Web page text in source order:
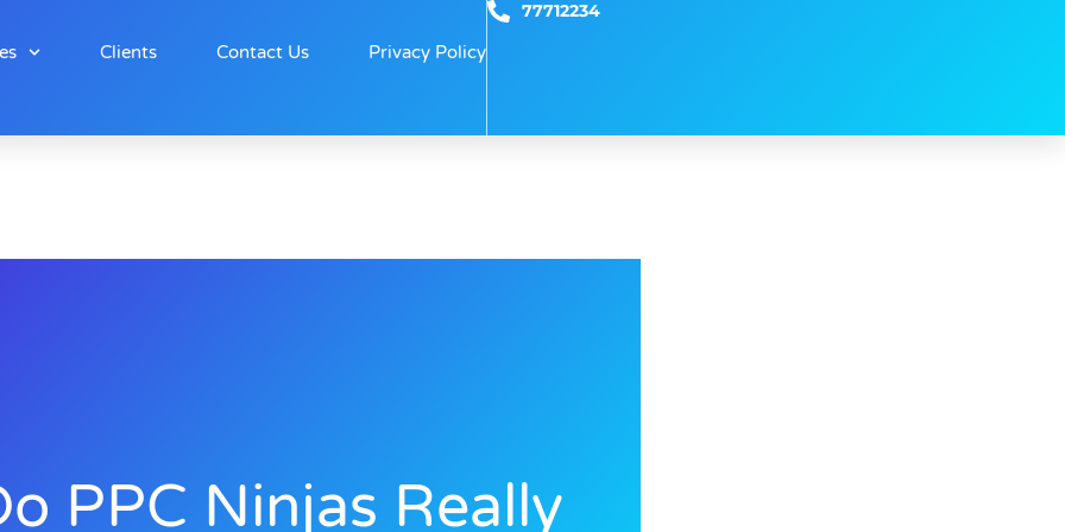
Clients Contact Us Privacy Policy
77712234
PPC Ninjas Really